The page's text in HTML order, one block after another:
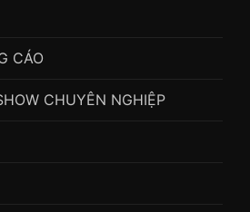
CÁO
CHUYÊN NGHIỆP